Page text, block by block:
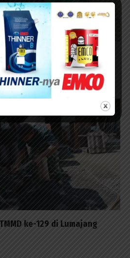
Ikuti Lomba HUT ke-
ke-129 di Lumajang